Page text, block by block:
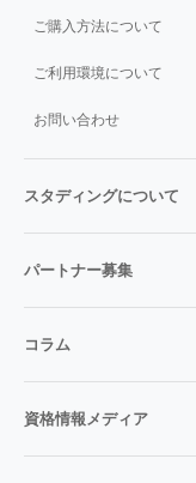
ご購入方法について
ご利用環境について
お問い合わせ
スタディングについて
パートナー募集
コラム
資格情報メディア